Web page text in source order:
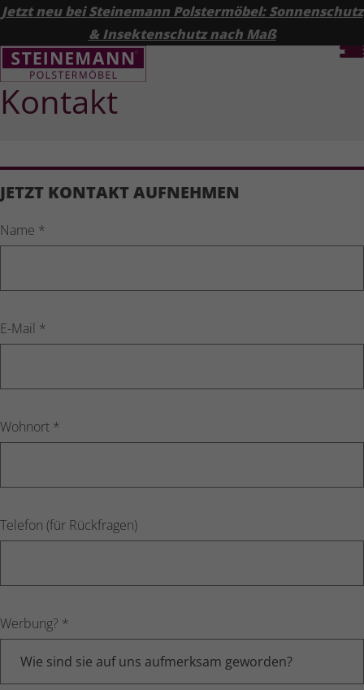
Jetzt neu bei Steinemann Polstermöbel: Sonnenschutz
& Insektenschutz nach Maß
Kontakt
JETZT KONTAKT AUFNEHMEN
Name *
E-Mail *
Wohnort *
Telefon (für Rückfragen)
Werbung? *